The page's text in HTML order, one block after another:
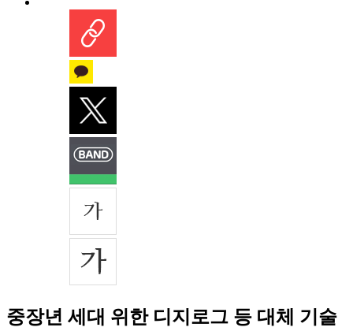
중장년 세대 위한 디지로그 등 대체 기술